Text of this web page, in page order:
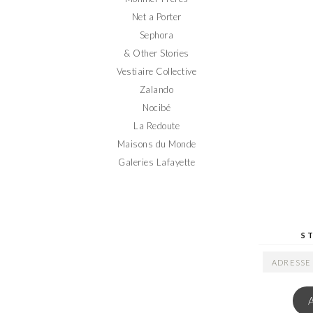
Net a Porter
Sephora
& Other Stories
Vestiaire Collective
Zalando
Nocibé
La Redoute
Maisons du Monde
Galeries Lafayette
ADRESSE